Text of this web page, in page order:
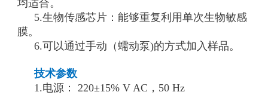
均适合。
5.生物传感芯片：能够重复利用单次生物敏感
膜。
6.可以通过手动（蠕动泵)的方式加入样品。
技术参数
1.电源： 220±15% V AC，50 Hz